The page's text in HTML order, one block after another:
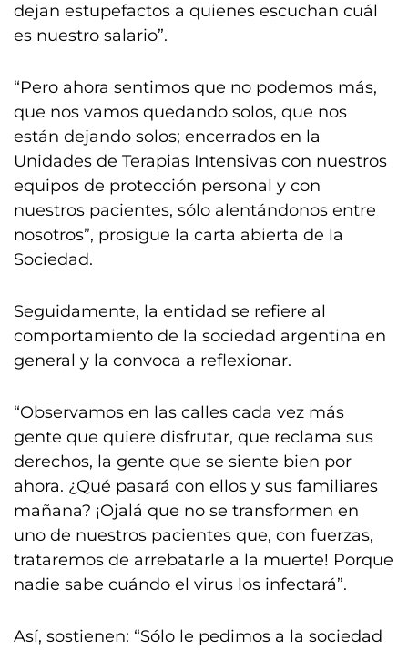
dejan estupefactos a quienes escuchan cuál
es nuestro salario”.
“Pero ahora sentimos que no podemos más,
que nos vamos quedando solos, que nos
están dejando solos; encerrados en la
Unidades de Terapias Intensivas con nuestros
equipos de protección personal y con
nuestros pacientes, sólo alentándonos entre
nosotros”, prosigue la carta abierta de la
Sociedad.
Seguidamente, la entidad se refiere al
comportamiento de la sociedad argentina en
general y la convoca a reflexionar.
“Observamos en las calles cada vez más
gente que quiere disfrutar, que reclama sus
derechos, la gente que se siente bien por
ahora. ¿Qué pasará con ellos y sus familiares
mañana? ¡Ojalá que no se transformen en
uno de nuestros pacientes que, con fuerzas,
trataremos de arrebatarle a la muerte! Porque
nadie sabe cuándo el virus los infectará”.
Así, sostienen: “Sólo le pedimos a la sociedad